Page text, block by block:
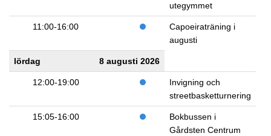
utegymmet
11:00-16:00
Capoeiraträning i
augusti
lördag 8 augusti 2026
12:00-19:00
Invigning och
streetbasketturnering
15:05-16:00
Bokbussen i
Gårdsten Centrum